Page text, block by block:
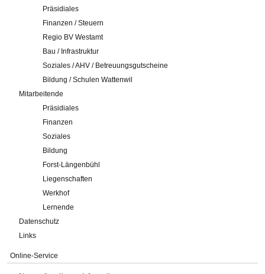
Präsidiales
Finanzen / Steuern
Regio BV Westamt
Bau / Infrastruktur
Soziales / AHV / Betreuungsgutscheine
Bildung / Schulen Wattenwil
Mitarbeitende
Präsidiales
Finanzen
Soziales
Bildung
Forst-Längenbühl
Liegenschaften
Werkhof
Lernende
Datenschutz
Links
Online-Service